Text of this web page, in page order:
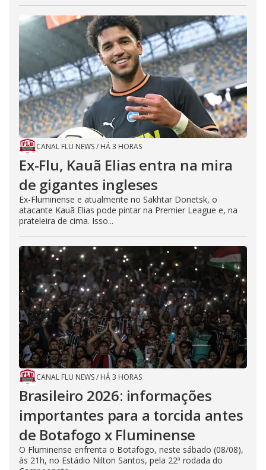
CANAL FLU NEWS/ HÁ 3 HORAS
Ex-Flu, Kauã Elias entra na mira
de gigantes ingleses
Ex-Fluminense e atualmente no Sakhtar Donetsk, o
atacante Kauã Elias pode pintar na Premier League e, na
prateleira de cima. Isso...
CANAL FLU NEWS/ HÁ 3 HORAS
Brasileiro 2026: informações
importantes para a torcida antes
de Botafogo x Fluminense
O Fluminense enfrenta o Botafogo, neste sábado (08/08),
às 21h, no Estádio Nilton Santos, pela 22ª rodada do